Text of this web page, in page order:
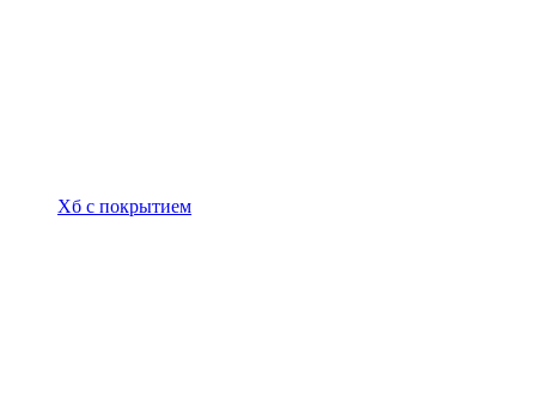
Хб с покрытием